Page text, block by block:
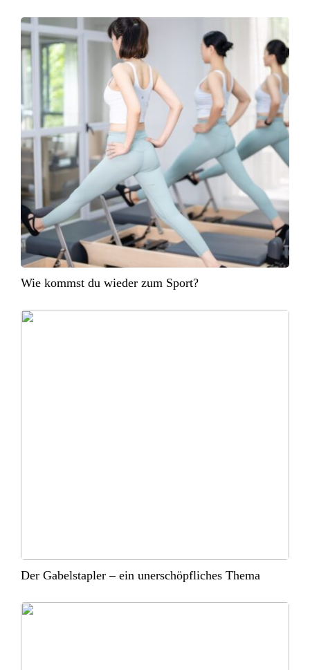
Wie kommst du wieder zum Sport?
Der Gabelstapler – ein unerschöpfliches Thema